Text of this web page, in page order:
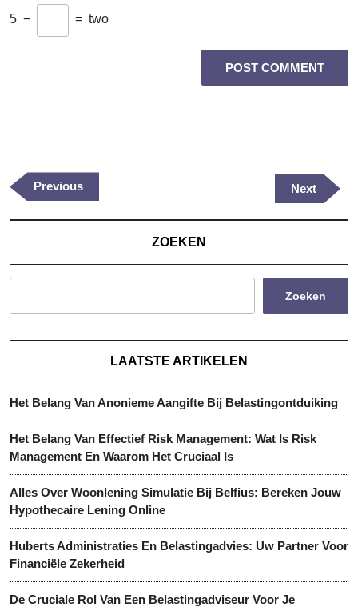
5 − = two
Previous
Post
Previous
Next
Post
Next
ZOEKEN
Zoeken
LAATSTE ARTIKELEN
Het Belang Van Anonieme Aangifte Bij Belastingontduiking
Het Belang Van Effectief Risk Management: Wat Is Risk
Management En Waarom Het Cruciaal Is
Alles Over Woonlening Simulatie Bij Belfius: Bereken Jouw
Hypothecaire Lening Online
Huberts Administraties En Belastingadvies: Uw Partner Voor
Financiële Zekerheid
De Cruciale Rol Van Een Belastingadviseur Voor Je